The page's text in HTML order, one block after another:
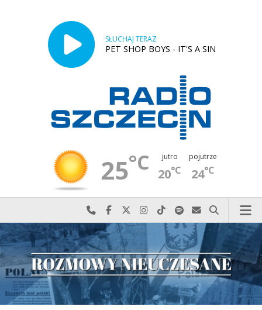
SŁUCHAJ TERAZ
PET SHOP BOYS - IT'S A SIN
25°C jutro
20°C
pojutrze
24°C
Najlepiej po prostu do nas zadzwoń
Odwiedź nas na Facebook-u
Odwiedź nas na X
Odwiedź nas na Instagram-ie
Odwiedź nas na TikTok-u
Szukaj nas na Spotify
Wyślij do nas
Szukaj